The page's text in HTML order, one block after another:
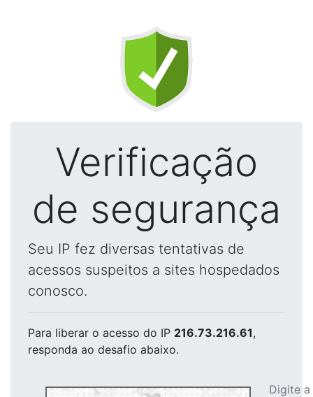
Verificação
de segurança
Seu IP fez diversas tentativas de
acessos suspeitos a sites hospedados
conosco.
Para liberar o acesso do IP 216.73.216.61,
responda ao desafio abaixo.
Digite